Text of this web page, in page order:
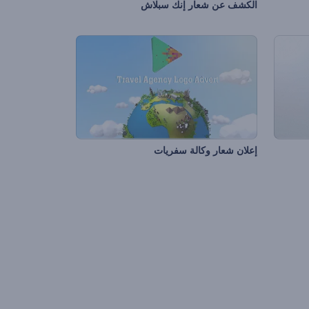
الكشف عن شعار إنك سبلاش
إعلان شعار وكالة سفريات